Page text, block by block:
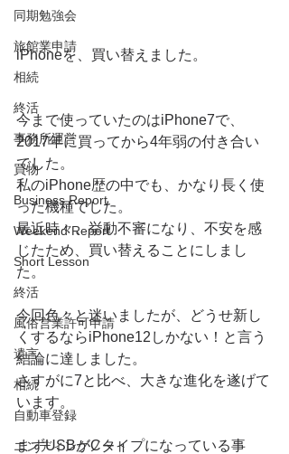
同期勉強会
旅館業申請
相続
終活
事務所運営
買物
Business Report
Weekend Report
Short Lesson
終活
風俗営業許可申請
遺言
相続
自動車登録
エンディングノート
iPhoneを、買い替えました。
今まで使っていたのはiPhone7で、
2017年に買ってから4年弱の付き合い
でした。
私のiPhone歴の中でも、かなり長く使
った機種でした。
最近時々、挙動不審になり、不安を感
じたため、買い替えることにしまし
た。
今回色々と迷いましたが、どうせ新し
くするならiPhone12しかない！と言う
結論に達しました。
さすがに7と比べ、大きな進化を遂げて
います。
まずUSBがCタイプになっている事